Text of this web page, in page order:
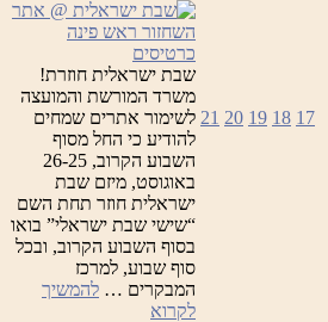
17
18
19
20
21
כרטיסים
שבת ישראלית חוזרת!
משרד המורשת והמועצה
לשימור אתרים שמחים
להודיע כי החל מסוף
השבוע הקרוב, 26-25
באוגוסט, מיזם שבת
ישראלית חוזר תחת השם
“שישי שבת ישראלי” בואו
בסוף השבוע הקרוב, ובכל
סוף שבוע, למרכז
המבקרים … להמשיך
לקרוא